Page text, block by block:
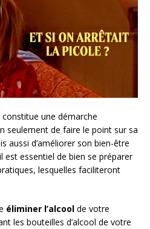
constitue une démarche
seulement de faire le point sur sa
aussi d’améliorer son bien-être
est essentiel de bien se préparer
lesquelles faciliteront
éliminer l’alcool de votre
les bouteilles d’alcool de votre